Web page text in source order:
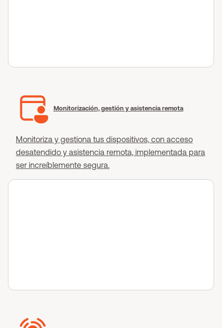
Monitorización, gestión y asistencia remota
Monitoriza y gestiona tus dispositivos, con acceso
desatendido y asistencia remota, implementada para
ser increíblemente segura.